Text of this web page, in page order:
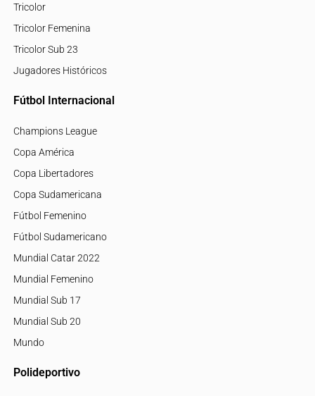
Tricolor
Tricolor Femenina
Tricolor Sub 23
Jugadores Históricos
Fútbol Internacional
Champions League
Copa América
Copa Libertadores
Copa Sudamericana
Fútbol Femenino
Fútbol Sudamericano
Mundial Catar 2022
Mundial Femenino
Mundial Sub 17
Mundial Sub 20
Mundo
Polideportivo